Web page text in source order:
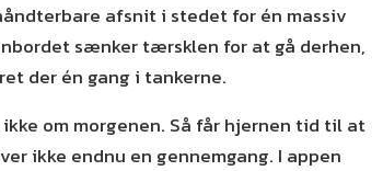
afsnit i stedet for én massiv
sænker tærsklen for at gå derhen,
der én gang i tankerne.
om morgenen. Så får hjernen tid til at
ikke endnu en gennemgang. I appen